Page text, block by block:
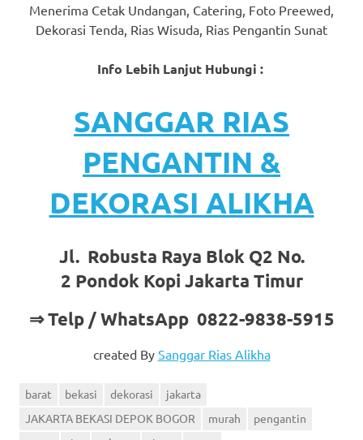
Menerima Cetak Undangan, Catering, Foto Preewed,
Dekorasi Tenda, Rias Wisuda, Rias Pengantin Sunat
Info Lebih Lanjut Hubungi :
SANGGAR RIAS
PENGANTIN &
DEKORASI ALIKHA
Jl. Robusta Raya Blok Q2 No.
2 Pondok Kopi Jakarta Timur
⇒ Telp / WhatsApp 0822-9838-5915
created By Sanggar Rias Alikha
barat bekasi dekorasi
jakarta
JAKARTA BEKASI DEPOK BOGOR
murah
pengantin